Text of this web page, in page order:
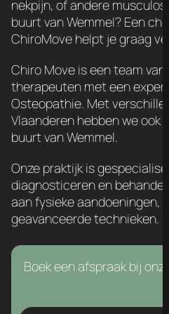
nekpijn, of andere
buurt van Wemmel? Een
ChiroMove helpt je graag
Chiro Move is een team van
therapeuten met een
Osteopathie. Met
Vlaanderen hebben we ook
buurt van Wemmel.
Onze praktijk is
diagnosticeren en
aan fysieke aandoeningen,
geavanceerde technieken.
Boek een afspraak bij